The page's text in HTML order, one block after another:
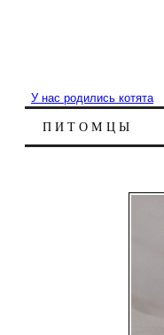
У нас родились котята
ПИТОМЦЫ